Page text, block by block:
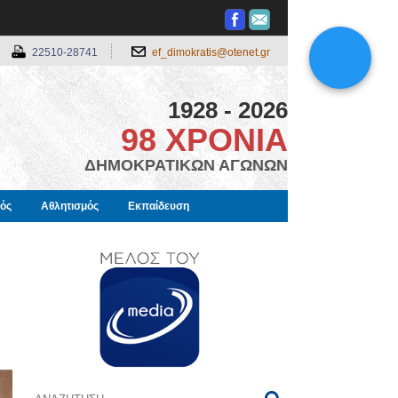
22510-28741 ef_dimokratis@otenet.gr
1928 - 2026
98 ΧΡΟΝΙΑ
ΔΗΜΟΚΡΑΤΙΚΩΝ ΑΓΩΝΩΝ
Αθλητισμός Εκπαίδευση